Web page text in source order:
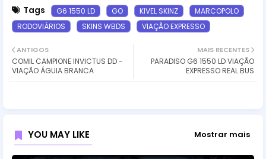
Tags G6 1550 LD GO KIVEL SKINZ
MARCOPOLO
RODOVIÁRIOS
SKINS WBDS VIAÇÃO EXPRESSO
MAIS RECENTES
PARADISO G6 1550 LD VIAÇÃO
EXPRESSO REAL BUS
ANTIGOS
COMIL CAMPIONE INVICTUS DD -
VIAÇÃO ÁGUIA BRANCA
YOU MAY LIKE Mostrar mais